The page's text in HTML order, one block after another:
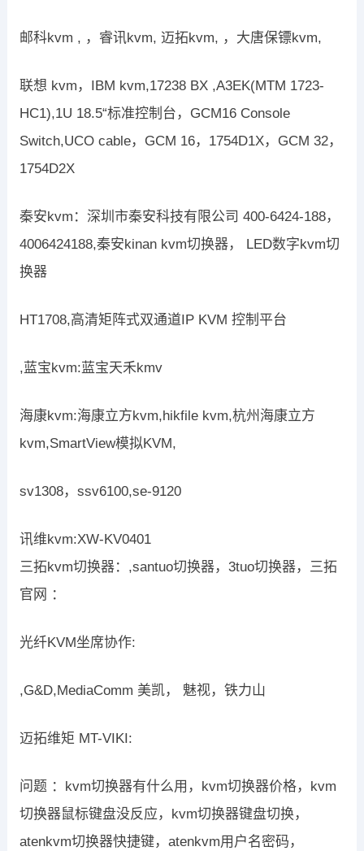
邮科kvm , ，睿讯kvm, 迈拓kvm, ，大唐保镖kvm,
联想 kvm，IBM kvm,17238 BX ,A3EK(MTM 1723-
HC1),1U 18.5“标准控制台，GCM16 Console
Switch,UCO cable，GCM 16，1754D1X，GCM 32，
1754D2X
秦安kvm：深圳市秦安科技有限公司 400-6424-188，
4006424188,秦安kinan kvm切换器， LED数字kvm切
换器
HT1708,高清矩阵式双通道IP KVM 控制平台
,蓝宝kvm:蓝宝天禾kmv
海康kvm:海康立方kvm,hikfile kvm,杭州海康立方
kvm,SmartView模拟KVM,
sv1308，ssv6100,se-9120
讯维kvm:XW-KV0401
三拓kvm切换器：,santuo切换器，3tuo切换器，三拓
官网 ：
光纤KVM坐席协作:
,G&D,MediaComm 美凯， 魅视，铁力山
迈拓维矩 MT-VIKI:
问题 ：kvm切换器有什么用，kvm切换器价格，kvm
切换器鼠标键盘没反应，kvm切换器键盘切换，
atenkvm切换器快捷键，atenkvm用户名密码，